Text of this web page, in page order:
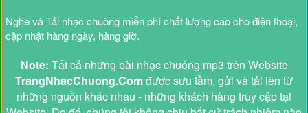
Nghe và Tải nhạc chuông miễn phí chất lượng cao cho điện thoại,
cập nhật hàng ngày, hàng giờ.
Note: Tất cả những bài nhạc chuông mp3 trên Website
TrangNhacChuong.Comđược sưu tầm, gửi và tải lên từ
những nguồn khác nhau - những khách hàng truy cập tại